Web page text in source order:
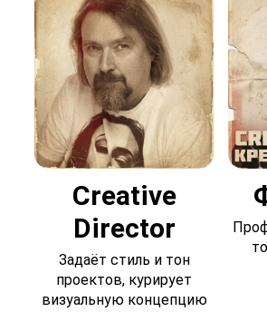
Creative
Director
Задаёт стиль и тон
проектов, курирует
визуальную концепцию